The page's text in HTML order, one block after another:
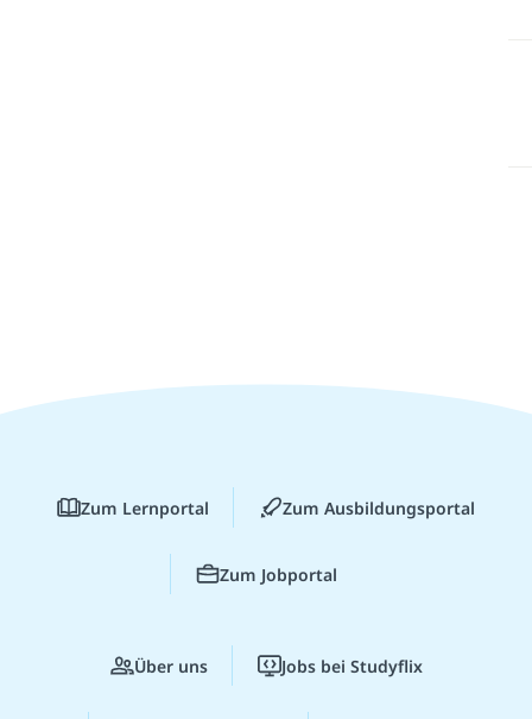
Zum Lernportal Zum Ausbildungsportal
Zum Jobportal
Über uns Jobs bei Studyflix